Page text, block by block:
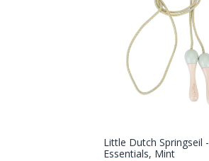
In den
Little Dutch Springseil -
Essentials, Mint